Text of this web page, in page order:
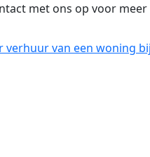
met ons op voor
verhuur van een woning